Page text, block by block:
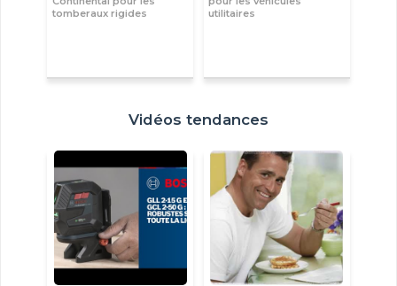
tomberaux rigides
utilitaires
Vidéos tendances